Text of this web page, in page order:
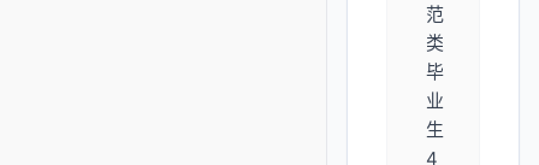
范
类
毕
业
生
4